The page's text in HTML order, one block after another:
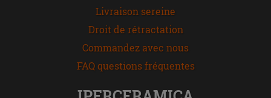
Livraison sereine
Droit de rétractation
Commandez avec nous
FAQ questions fréquentes